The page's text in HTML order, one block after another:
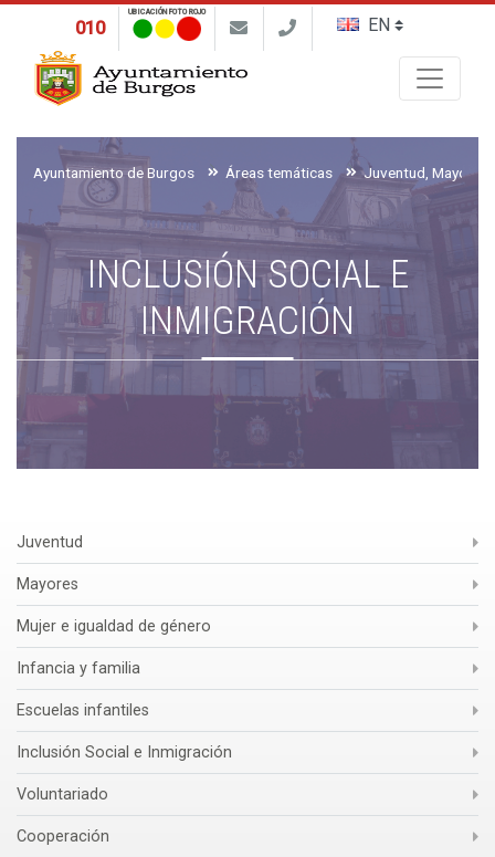
010
UBICACIÓN FOTO ROJO
Ayuntamiento de Burgos Áreas temáticas
INCLUSIÓN SOCIAL E
INMIGRACIÓN
Juventud
Mayores
Mujer e igualdad de género
Infancia y familia
Escuelas infantiles
Inclusión Social e Inmigración
Voluntariado
Cooperación